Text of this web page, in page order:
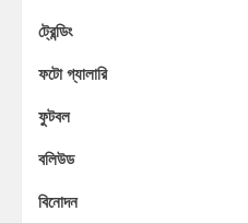
ট্রেন্ডিং
ফটো গ্যালারি
ফুটবল
বলিউড
বিনোদন